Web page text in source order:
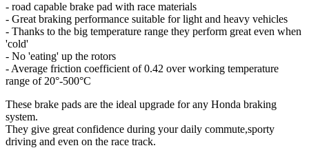
- road capable brake pad with race materials
- Great braking performance suitable for light and heavy vehicles
- Thanks to the big temperature range they perform great even when
'cold'
- No 'eating' up the rotors
- Average friction coefficient of 0.42 over working temperature
range of 20°-500°C
These brake pads are the ideal upgrade for any Honda braking
system.
They give great confidence during your daily commute,sporty
driving and even on the race track.